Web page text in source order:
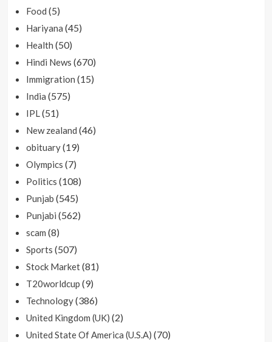
Food (5)
Hariyana (45)
Health (50)
Hindi News (670)
Immigration (15)
India (575)
IPL(51)
New zealand (46)
obituary(19)
Olympics (7)
Politics (108)
Punjab (545)
Punjabi (562)
scam (8)
Sports (507)
Stock Market(81)
T20worldcup (9)
Technology(386)
United Kingdom (UK) (2)
United State Of America (U.S.A) (70)